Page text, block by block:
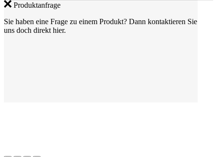
Produktanfrage
Sie haben eine Frage zu einem Produkt? Dann kontaktieren Sie
uns doch direkt hier.